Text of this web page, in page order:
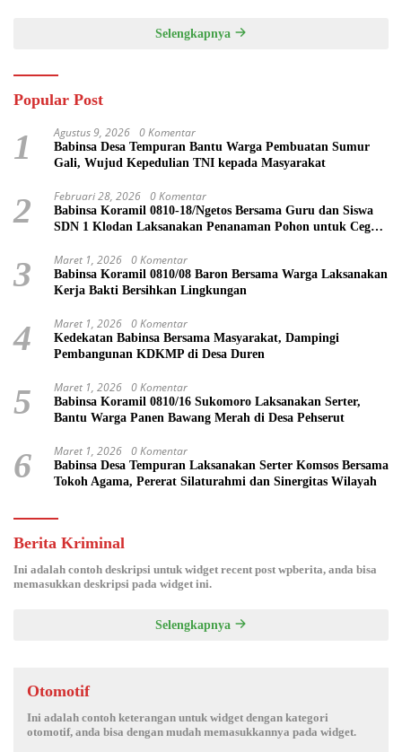
Selengkapnya
Popular Post
1 Agustus 9, 2026 0 Komentar
Babinsa Desa Tempuran Bantu Warga Pembuatan Sumur
Gali, Wujud Kepedulian TNI kepada Masyarakat
2 Februari 28, 2026 0 Komentar
Babinsa Koramil 0810-18/Ngetos Bersama Guru dan Siswa
SDN 1 Klodan Laksanakan Penanaman Pohon untuk Cegah
3 Maret 1, 2026 0 Komentar
Babinsa Koramil 0810/08 Baron Bersama Warga Laksanakan
Kerja Bakti Bersihkan Lingkungan
4 Maret 1, 2026 0 Komentar
Kedekatan Babinsa Bersama Masyarakat, Dampingi
Pembangunan KDKMP di Desa Duren
5 Maret 1, 2026 0 Komentar
Babinsa Koramil 0810/16 Sukomoro Laksanakan Serter,
Bantu Warga Panen Bawang Merah di Desa Pehserut
6 Maret 1, 2026 0 Komentar
Babinsa Desa Tempuran Laksanakan Serter Komsos Bersama
Tokoh Agama, Pererat Silaturahmi dan Sinergitas Wilayah
Berita Kriminal
Ini adalah contoh deskripsi untuk widget recent post wpberita, anda bisa
memasukkan deskripsi pada widget ini.
Selengkapnya
Otomotif
Ini adalah contoh keterangan untuk widget dengan kategori
otomotif, anda bisa dengan mudah memasukkannya pada widget.